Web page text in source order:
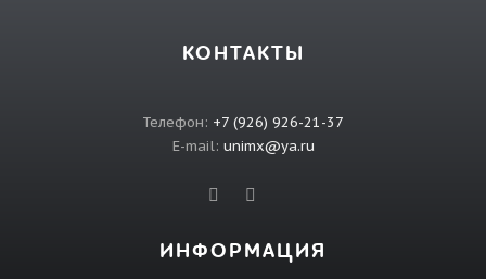
КОНТАКТЫ
Телефон: +7 (926) 926-21-37
E-mail: unimx@ya.ru
ИНФОРМАЦИЯ